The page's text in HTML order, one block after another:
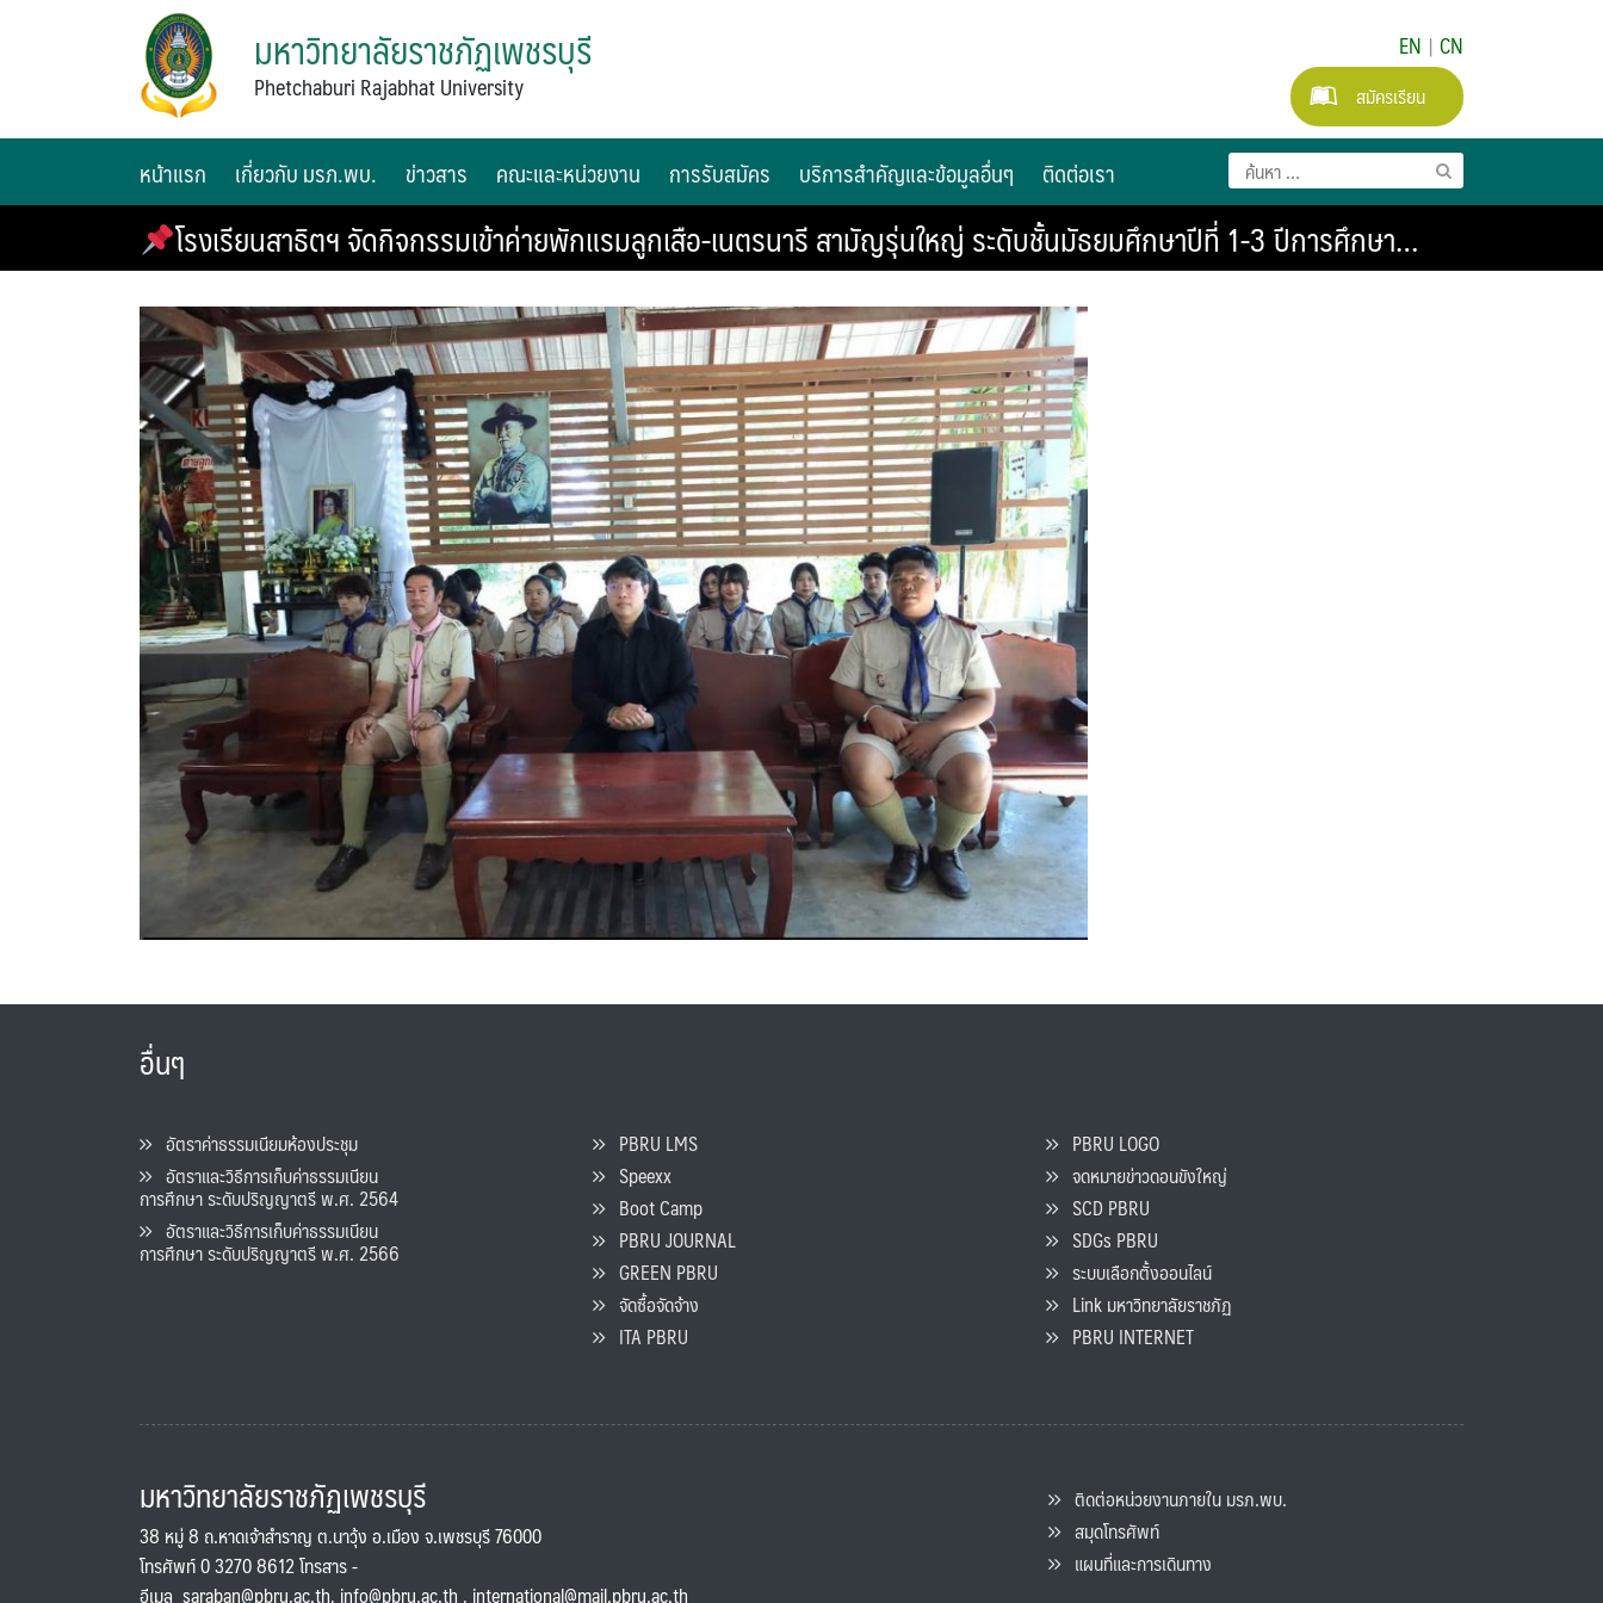
มหาวิทยาลัยราชภัฏเพชรบุรี
Phetchaburi Rajabhat University
EN | CN
สมัครเรียน
หน้าแรก เกี่ยวกับ มรภ.พบ. ข่าวสาร คณะและหน่วยงาน การรับสมัคร บริการสำคัญและข้อมูลอื่นๆ ติดต่อเรา
โรงเรียนสาธิตฯ จัดกิจกรรมเข้าค่ายพักแรมลูกเสือ-เนตรนารี สามัญรุ่นใหญ่ ระดับชั้นมัธยมศึกษาปีที่ 1-3 ปีการศึกษา…
อื่นๆ
อัตราค่าธรรมเนียมห้องประชุม
อัตราและวิธีการเก็บค่าธรรมเนียน
การศึกษา ระดับปริญญาตรี พ.ศ. 2564
อัตราและวิธีการเก็บค่าธรรมเนียน
การศึกษา ระดับปริญญาตรี พ.ศ. 2566
PBRU LMS
Speexx
Boot Camp
PBRU JOURNAL
GREEN PBRU
จัดซื้อจัดจ้าง
ITA PBRU
PBRU LOGO
จดหมายข่าวดอนขังใหญ่
SCD PBRU
SDGs PBRU
ระบบเลือกตั้งออนไลน์
Link มหาวิทยาลัยราชภัฏ
PBRU INTERNET
มหาวิทยาลัยราชภัฏเพชรบุรี
38 หมู่ 8 ถ.หาดเจ้าสำราญ ต.นาวุ้ง อ.เมือง จ.เพชรบุรี 76000
โทรศัพท์ 0 3270 8612 โทรสาร -
อีเมล saraban@pbru.ac.th, info@pbru.ac.th , international@mail.pbru.ac.th
ติดต่อหน่วยงานภายใน มรภ.พบ.
สมุดโทรศัพท์
แผนที่และการเดินทาง